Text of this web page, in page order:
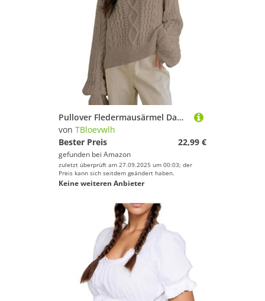
Pullover Fledermausärmel Damen Pulli Damen Pullover Strickpullover Casual Lose Langarm Oversize Rundhals Knit Jumper Sweater Tops Strickwaren Klassischer Elegant Vintage Strickpulli Khaki Xl
von TBloevwlh
Bester Preis
22,99 €
gefunden bei Amazon
zuletzt überprüft am 27.09.2025 um 00:03; der
Preis kann sich seitdem geändert haben.
Keine weiteren Anbieter